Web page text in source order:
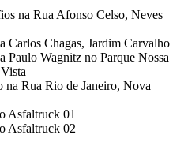
na Rua Afonso Celso, Neves
Carlos Chagas, Jardim Carvalho
Paulo Wagnitz no Parque Nossa
na Rua Rio de Janeiro, Nova
Asfaltruck 01
Asfaltruck 02